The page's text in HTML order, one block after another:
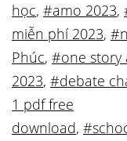
học, #amo 2023,
miễn phí 2023,
Phúc, #one story
2023, #debate
1 pdf free
download,